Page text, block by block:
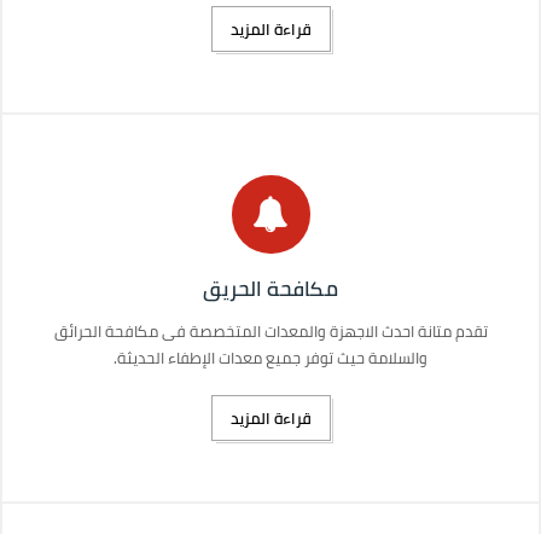
قراءة المزيد
مكافحة الحريق
تقدم متانة احدث الاجهزة والمعدات المتخصصة فى مكافحة الحرائق
والسلامة حيث توفر جميع معدات الإطفاء الحديثة.
قراءة المزيد